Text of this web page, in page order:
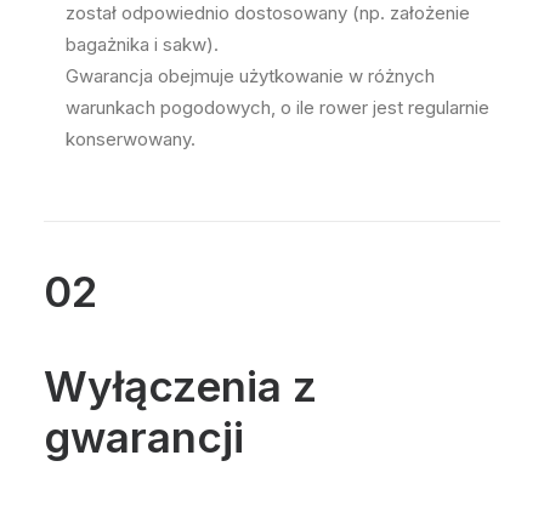
został odpowiednio dostosowany (np. założenie
bagażnika i sakw).
Gwarancja obejmuje użytkowanie w różnych
warunkach pogodowych, o ile rower jest regularnie
konserwowany.
02
Wyłączenia z
gwarancji